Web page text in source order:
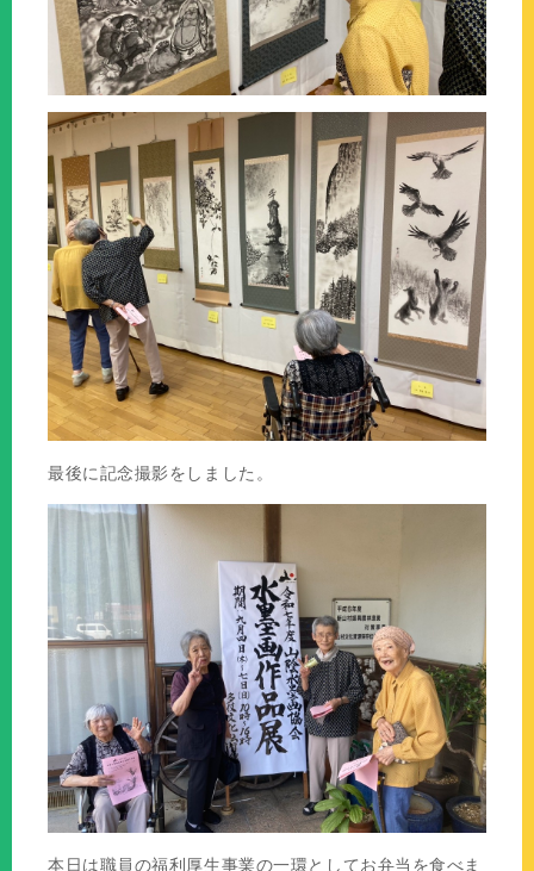
最後に記念撮影をしました。
本日は職員の福利厚生事業の一環としてお弁当を食べま